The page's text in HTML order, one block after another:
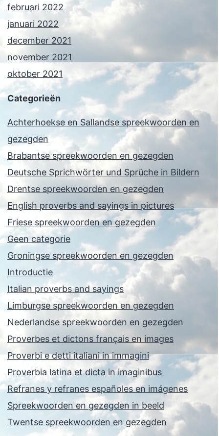
februari 2022
januari 2022
december 2021
november 2021
oktober 2021
Categorieën
Achterhoekse en Sallandse spreekwoorden en
gezegden
Brabantse spreekwoorden en gezegden
Deutsche Sprichwörter und Sprüche in Bildern
Drentse spreekwoorden en gezegden
English proverbs and sayings in pictures
Friese spreekwoorden en gezegden
Geen categorie
Groningse spreekwoorden en gezegden
Introductie
Italian proverbs and sayings
Limburgse spreekwoorden en gezegden
Nederlandse spreekwoorden en gezegden
Proverbes et dictons français en images
Proverbi e detti italiani in immagini
Proverbia latina et dicta in imaginibus
Refranes y refranes españoles en imágenes
Spreekwoorden en gezegden in beeld
Twentse spreekwoorden en gezegden